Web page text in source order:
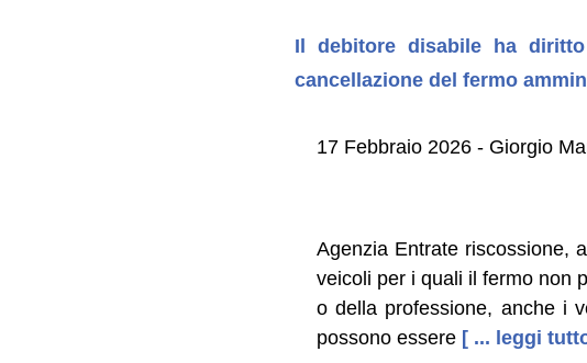
Il debitore disabile ha
cancellazione del fermo
17 Febbraio 2026 - Giorgio
Agenzia Entrate riscossione,
veicoli per i quali il fermo non
o della professione, anche i
possono essere [ ... leggi